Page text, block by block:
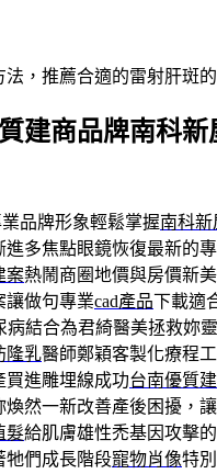
，推薦合適的雷射肝斑
建商品牌南科新
品牌形象輕鬆掌握南科新
進多焦點眼鏡恢復最新的
案熱鬧商圈地價與房價新
讓做句專業cad產品下載適
結合為君綺醫美拯救妳
隆乳醫師鄭穎客製化療程
買進雕埋線成功台南優質
煥然一新改善產後困擾，
髮給肌膚雄性禿基因攻擊
牠們成長階段寵物肖像特